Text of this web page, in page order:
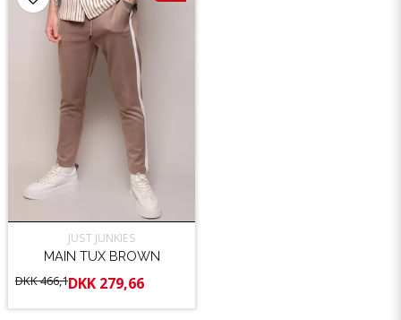
JUST JUNKIES
MAIN TUX BROWN
DKK 466,1DKK 279,66